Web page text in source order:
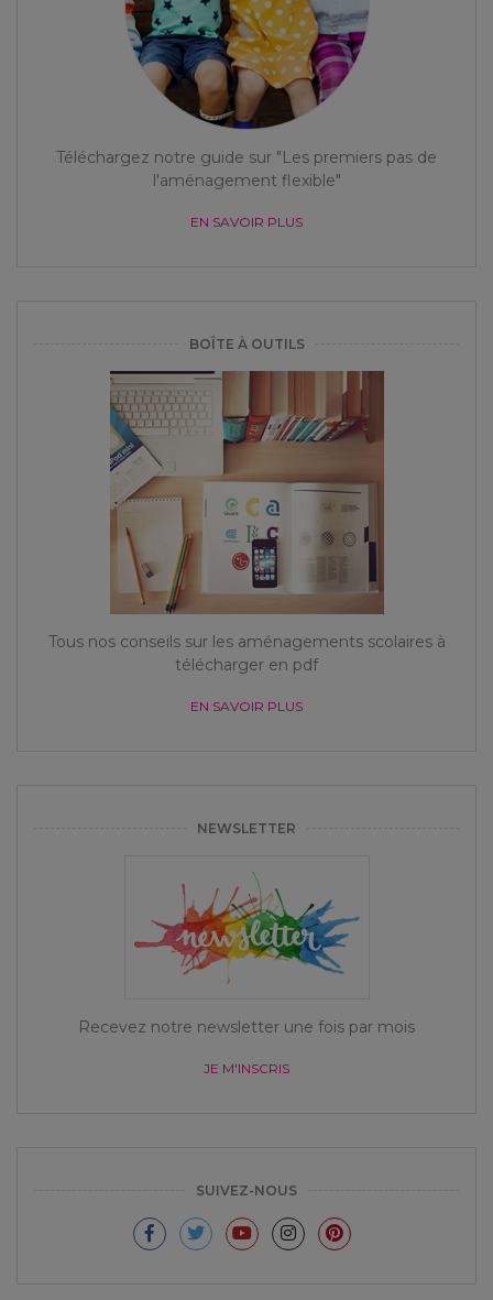
Téléchargez notre guide sur "Les premiers pas de
l'aménagement flexible"
EN SAVOIR PLUS
BOÎTE À OUTILS
Tous nos conseils sur les aménagements scolaires à
télécharger en pdf
EN SAVOIR PLUS
NEWSLETTER
Recevez notre newsletter une fois par mois
JE M'INSCRIS
SUIVEZ-NOUS